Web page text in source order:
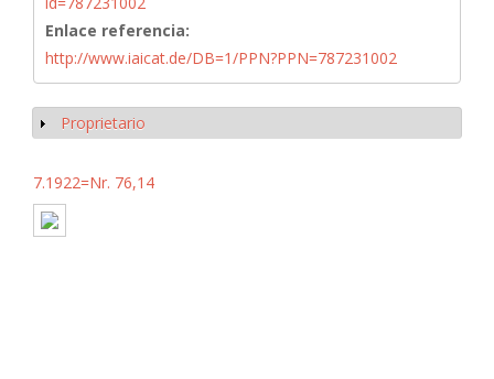
Enlace referencia:
http://www.iaicat.de/DB=1/PPN?PPN=787231002
Mostrar
Proprietario
7.1922=Nr. 76,14